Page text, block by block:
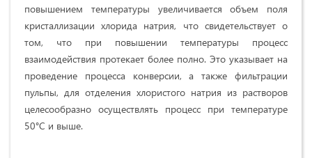
повышением температуры увеличивается объем поля
кристаллизации хлорида натрия, что свидетельствует о
том, что при повышении температуры процесс
взаимодействия протекает более полно. Это указывает на
проведение процесса конверсии, а также фильтрации
пульпы, для отделения хлористого натрия из растворов
целесообразно осуществлять процесс при температуре
50°С и выше.